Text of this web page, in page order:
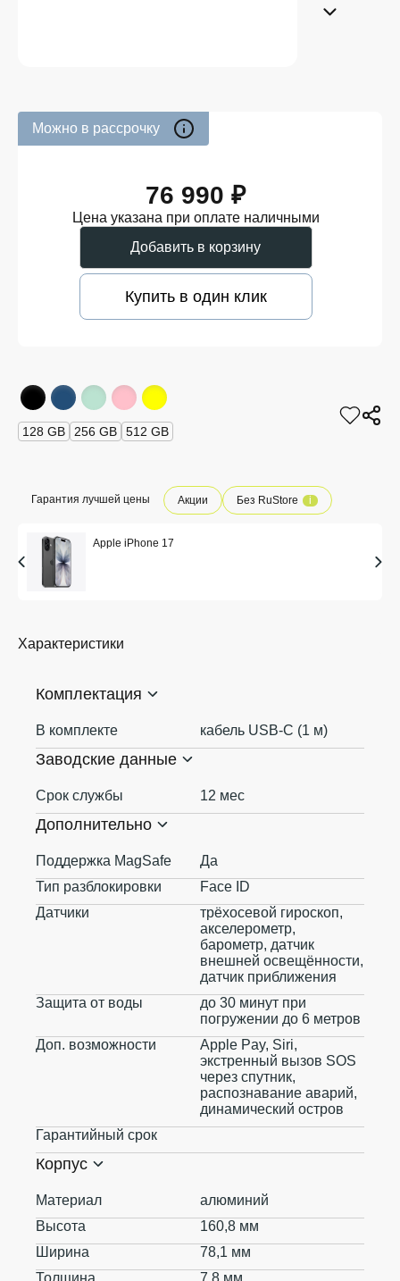
Можно в рассрочку
76 990 ₽
Цена указана при оплате наличными
Добавить в корзину
Купить в один клик
128 GB 256 GB 512 GB
Гарантия лучшей цены Акции Без RuStore i
Apple iPhone 17
Характеристики
Комплектация
В комплекте кабель USB-С (1 м)
Заводские данные
Срок службы 12 мес
Дополнительно
Поддержка MagSafe
Да
Тип разблокировки
Face ID
Датчики
трёхосевой гироскоп,
акселерометр,
барометр, датчик
внешней освещённости,
датчик приближения
Защита от воды
до 30 минут при
погружении до 6 метров
Доп. возможности
Apple Pay, Siri,
экстренный вызов SOS
через спутник,
распознавание аварий,
динамический остров
Гарантийный срок
Корпус
Материал
алюминий
Высота
160,8 мм
Ширина
78,1 мм
Толщина
7,8 мм